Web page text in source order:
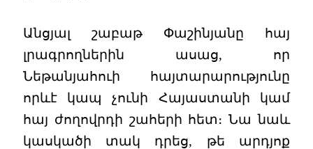
Անցյալ շաբաթ Փաշինյանը հայ
լրագրողներին ասաց, որ
Նեթանյահուի հայտարարությունը
որևէ կապ չունի Հայաստանի կամ
հայ ժողովրդի շահերի հետ։ Նա նաև
կասկածի տակ դրեց, թե արդյոք